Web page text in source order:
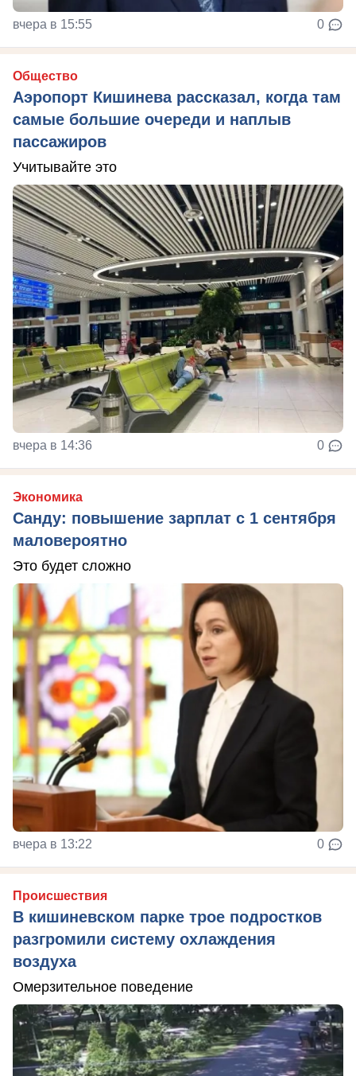
вчера в 15:55 0
Общество
Аэропорт Кишинева рассказал, когда там
самые большие очереди и наплыв
пассажиров
Учитывайте это
вчера в 14:36 0
Экономика
Санду: повышение зарплат с 1 сентября
маловероятно
Это будет сложно
вчера в 13:22 0
Происшествия
В кишиневском парке трое подростков
разгромили систему охлаждения
воздуха
Омерзительное поведение